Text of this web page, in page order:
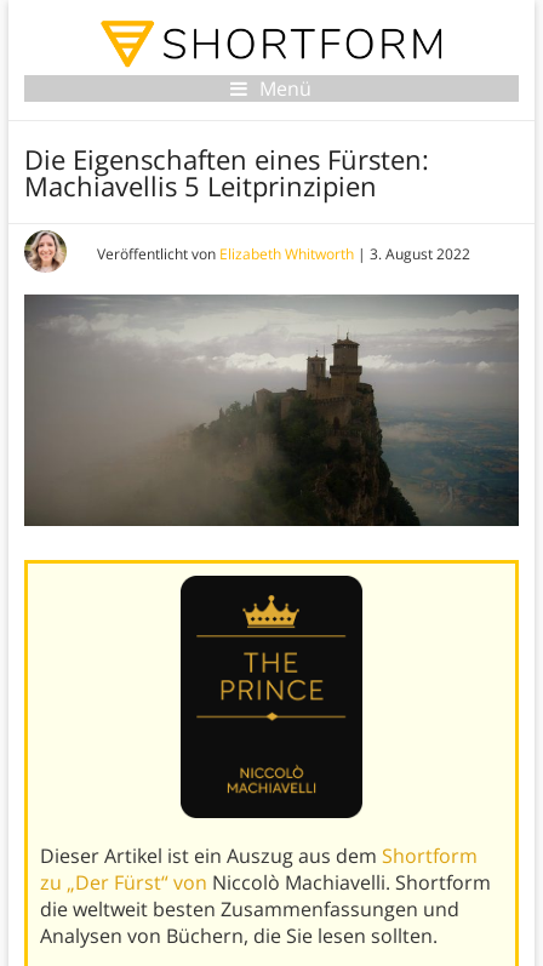
Menü
Die Eigenschaften eines Fürsten:
Machiavellis 5 Leitprinzipien
Veröffentlicht von Elizabeth Whitworth| 3. August 2022
Dieser Artikel ist ein Auszug aus dem Shortform
zu „Der Fürst“ von Niccolò Machiavelli. Shortform
die weltweit besten Zusammenfassungen und
Analysen von Büchern, die Sie lesen sollten.